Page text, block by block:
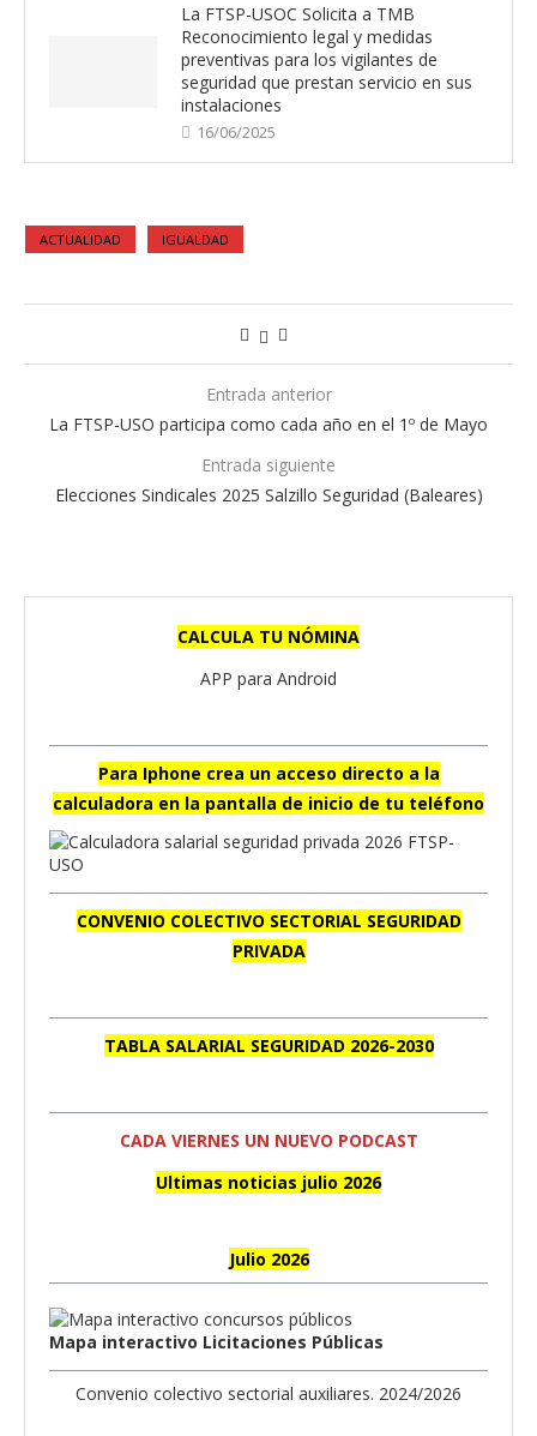
La FTSP-USOC Solicita a TMB
Reconocimiento legal y medidas
preventivas para los vigilantes de
seguridad que prestan servicio en sus
instalaciones
16/06/2025
ACTUALIDAD IGUALDAD
Entrada anterior
La FTSP-USO participa como cada año en el 1º de Mayo
Entrada siguiente
Elecciones Sindicales 2025 Salzillo Seguridad (Baleares)
CALCULA TU NÓMINA
APP para Android
Para Iphone crea un acceso directo a la
calculadora en la pantalla de inicio de tu teléfono
CONVENIO COLECTIVO SECTORIAL SEGURIDAD
PRIVADA
TABLA SALARIAL SEGURIDAD 2026-2030
CADA VIERNES UN NUEVO PODCAST
Ultimas noticias julio 2026
Julio 2026
Mapa interactivo Licitaciones Públicas
Convenio colectivo sectorial auxiliares. 2024/2026